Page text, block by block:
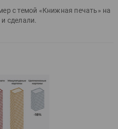
с темой «Книжная печать» на
сделали.